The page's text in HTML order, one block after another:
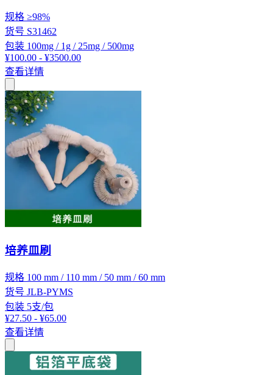
规格 ≥98%
货号 S31462
包装 100mg / 1g / 25mg / 500mg
¥100.00 - ¥3500.00
查看详情
培养皿刷
规格 100 mm / 110 mm / 50 mm / 60 mm
货号 JLB-PYMS
包装 5支/包
¥27.50 - ¥65.00
查看详情